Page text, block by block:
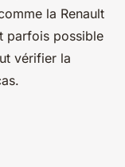
la Renault
parfois possible
vérifier la